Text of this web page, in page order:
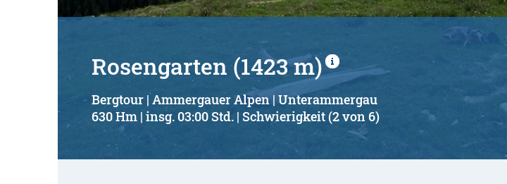
Rosengarten (1423 m)
Bergtour | Ammergauer Alpen | Unterammergau
630 Hm | insg. 03:00 Std. | Schwierigkeit (2 von 6)